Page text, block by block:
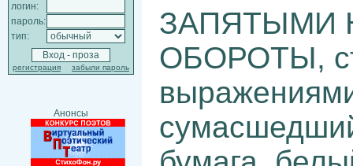
логин:
пароль:
тип:
регистрация забыли пароль
Анонсы
ЗАПЯТЫМИ
ОБОРОТЫ,